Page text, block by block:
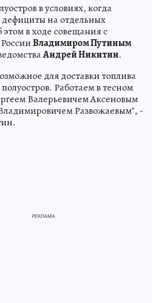
в условиях, когда
на отдельных
этом в ходе совещания с
Владимиром Путиным
Андрей Никитин.
для доставки топлива
Работаем в тесном
Валерьевичем Аксеновым
Развожаевым", -